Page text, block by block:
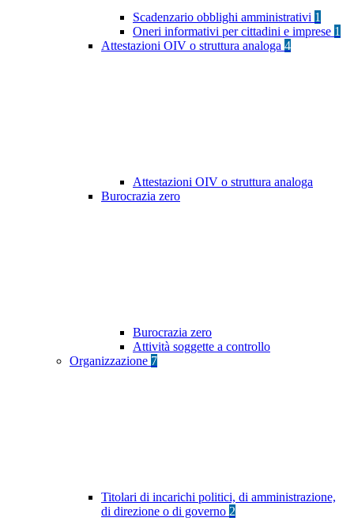
Scadenzario obblighi amministrativi 1
Oneri informativi per cittadini e imprese 1
Attestazioni OIV o struttura analoga 4
Attestazioni OIV o struttura analoga
Burocrazia zero
Burocrazia zero
Attività soggette a controllo
Organizzazione 7
Titolari di incarichi politici, di amministrazione,
di direzione o di governo 2